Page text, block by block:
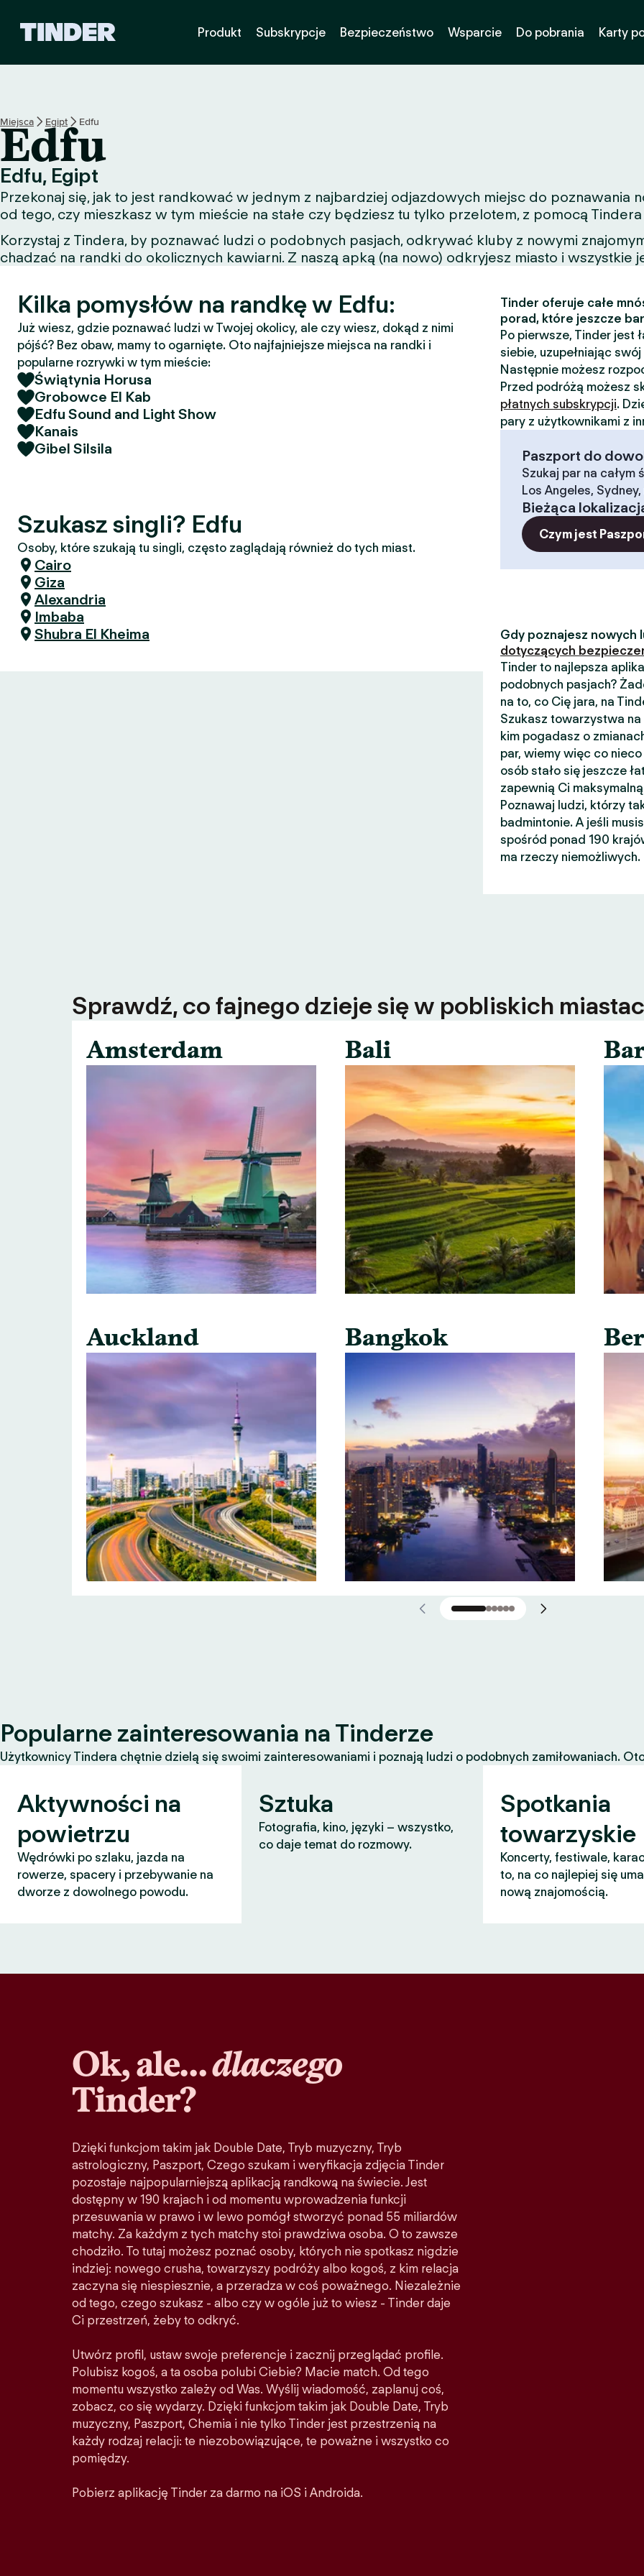
a
g
ó
w
Produkt Subskrypcje Bezpieczeństwo Wsparcie Do pobrania Karty
Miejsca Egipt Edfu
Edfu
Edfu, Egipt
Przekonaj się, jak to jest randkować w jednym z najbardziej odjazdowych miejsc do poznawania
od tego, czy mieszkasz w tym mieście na stałe czy będziesz tu tylko przelotem, z pomocą
Korzystaj z Tindera, by poznawać ludzi o podobnych pasjach, odkrywać kluby z nowymi
chadzać na randki do okolicznych kawiarni. Z naszą apką (na nowo) odkryjesz miasto i wszystkie
Kilka pomysłów na randkę w Edfu:
Już wiesz, gdzie poznawać ludzi w Twojej okolicy, ale czy wiesz, dokąd z nimi
pójść? Bez obaw, mamy to ogarnięte. Oto najfajniejsze miejsca na randki i
popularne rozrywki w tym mieście:
Świątynia Horusa
Grobowce El Kab
Edfu Sound and Light Show
Kanais
Gibel Silsila
Szukasz singli? Edfu
Osoby, które szukają tu singli, często zaglądają również do tych miast.
Cairo
Giza
Alexandria
Imbaba
Shubra El Kheima
Tinder oferuje całe
porad, które jeszcze
Po pierwsze, Tinder jest
siebie, uzupełniając
Następnie możesz
Przed podróżą możesz
płatnych subskrypcji.
pary z użytkownikami z
Paszport do
Szukaj par na całym
Los Angeles,
Bieżąca
Czym jest
Gdy poznajesz nowych
dotyczących
Tinder to najlepsza
podobnych pasjach?
na to, co Cię jara, na
Szukasz towarzystwa
kim pogadasz o
par, wiemy więc co
osób stało się jeszcze
zapewnią Ci
Poznawaj ludzi, którzy
badmintonie. A jeśli
spośród ponad 190
ma rzeczy niemożliwych.
Sprawdź, co fajnego dzieje się w pobliskich
Amsterdam
Auckland
Bali
Bangkok
Popularne zainteresowania na Tinderze
Użytkownicy Tindera chętnie dzielą się swoimi zainteresowaniami i poznają ludzi o podobnych zamiłowaniach.
Aktywności na
powietrzu
Wędrówki po szlaku, jazda na
rowerze, spacery i przebywanie na
dworze z dowolnego powodu.
Sztuka
Fotografia, kino, języki – wszystko,
co daje temat do rozmowy.
Spotkania
towarzyskie
Koncerty, festiwale,
to, na co najlepiej się
nową znajomością.
Ok, ale…dlaczego
Tinder?
Dzięki funkcjom takim jak Double Date, Tryb muzyczny, Tryb
astrologiczny, Paszport, Czego szukam i weryfikacja zdjęcia Tinder
pozostaje najpopularniejszą aplikacją randkową na świecie. Jest
dostępny w 190 krajach i od momentu wprowadzenia funkcji
przesuwania w prawo i w lewo pomógł stworzyć ponad 55 miliardów
matchy. Za każdym z tych matchy stoi prawdziwa osoba. O to zawsze
chodziło. To tutaj możesz poznać osoby, których nie spotkasz nigdzie
indziej: nowego crusha, towarzyszy podróży albo kogoś, z kim relacja
zaczyna się niespiesznie, a przeradza w coś poważnego. Niezależnie
od tego, czego szukasz - albo czy w ogóle już to wiesz - Tinder daje
Ci przestrzeń, żeby to odkryć.
Utwórz profil, ustaw swoje preferencje i zacznij przeglądać profile.
Polubisz kogoś, a ta osoba polubi Ciebie? Macie match. Od tego
momentu wszystko zależy od Was. Wyślij wiadomość, zaplanuj coś,
zobacz, co się wydarzy. Dzięki funkcjom takim jak Double Date, Tryb
muzyczny, Paszport, Chemia i nie tylko Tinder jest przestrzenią na
każdy rodzaj relacji: te niezobowiązujące, te poważne i wszystko co
pomiędzy.
Pobierz aplikację Tinder za darmo na iOS i Androida.